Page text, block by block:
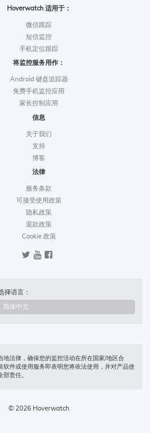
Hoverwatch 适用于：
微信跟踪
短信监控
手机定位跟踪
将监控服务用作：
Android 键盘追踪器
免费手机监控应用
家长控制应用
信息
关于我们
支持
博客
法律
服务条款
可接受使用政策
隐私政策
退款政策
Cookie 政策
择语言：
地法律，确保您的监控活动在所在国家/地区合
软件或使用服务即表明您将依法使用，并对产品使
部责任。
© 2026 Hoverwatch